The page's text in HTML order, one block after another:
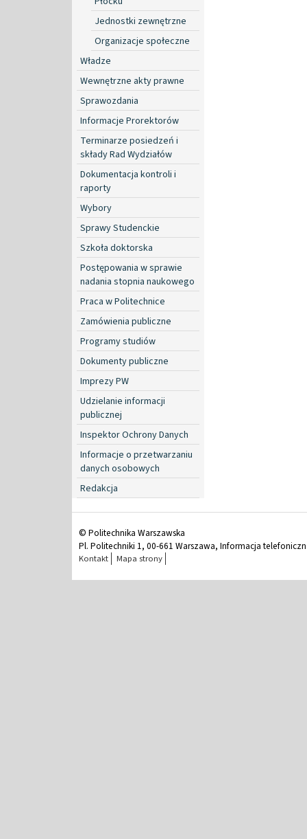
Jednostki zewnętrzne
Organizacje społeczne
Władze
Wewnętrzne akty prawne
Sprawozdania
Informacje Prorektorów
Terminarze posiedzeń i
składy Rad Wydziałów
Dokumentacja kontroli i
raporty
Wybory
Sprawy Studenckie
Szkoła doktorska
Postępowania w sprawie
nadania stopnia naukowego
Praca w Politechnice
Zamówienia publiczne
Programy studiów
Dokumenty publiczne
Imprezy PW
Udzielanie informacji
publicznej
Inspektor Ochrony Danych
Informacje o przetwarzaniu
danych osobowych
Redakcja
© Politechnika Warszawska
Pl. Politechniki 1, 00-661 Warszawa, Informacja
Kontakt Mapa strony